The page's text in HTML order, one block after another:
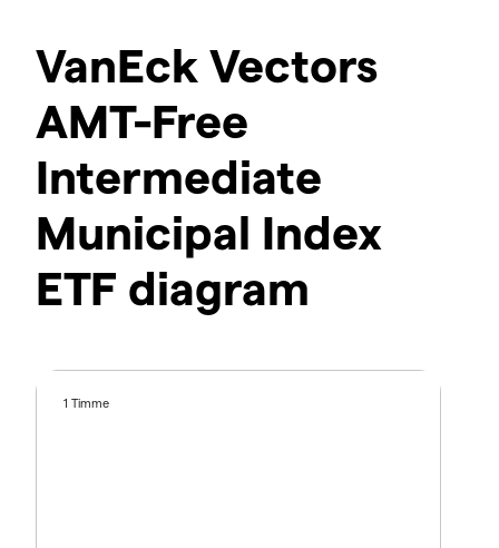
VanEck Vectors
AMT-Free
Intermediate
Municipal Index
ETF diagram
1 Timme